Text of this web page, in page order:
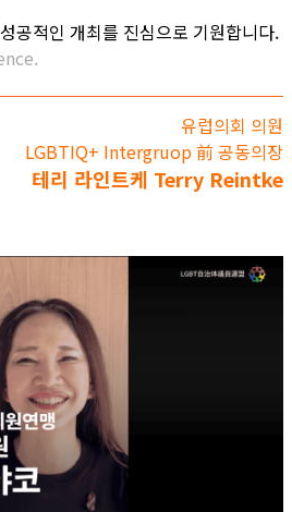
공적인 개최를 진심으로 기원합니다.
유럽의회 의원
LGBTIQ+ Intergruop 前 공동의장
테리 라인트케 Terry Reintke